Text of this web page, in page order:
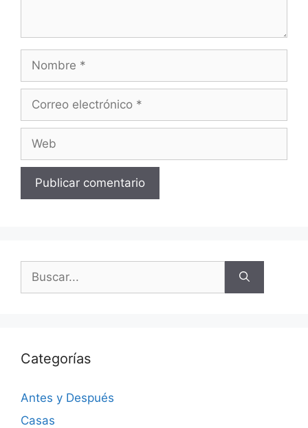
Categorías
Antes y Después
Casas